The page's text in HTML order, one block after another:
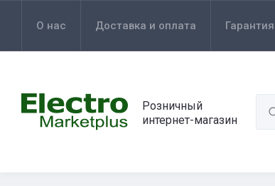
О нас Доставка и оплата Гарантия
Розничный
интернет-магазин